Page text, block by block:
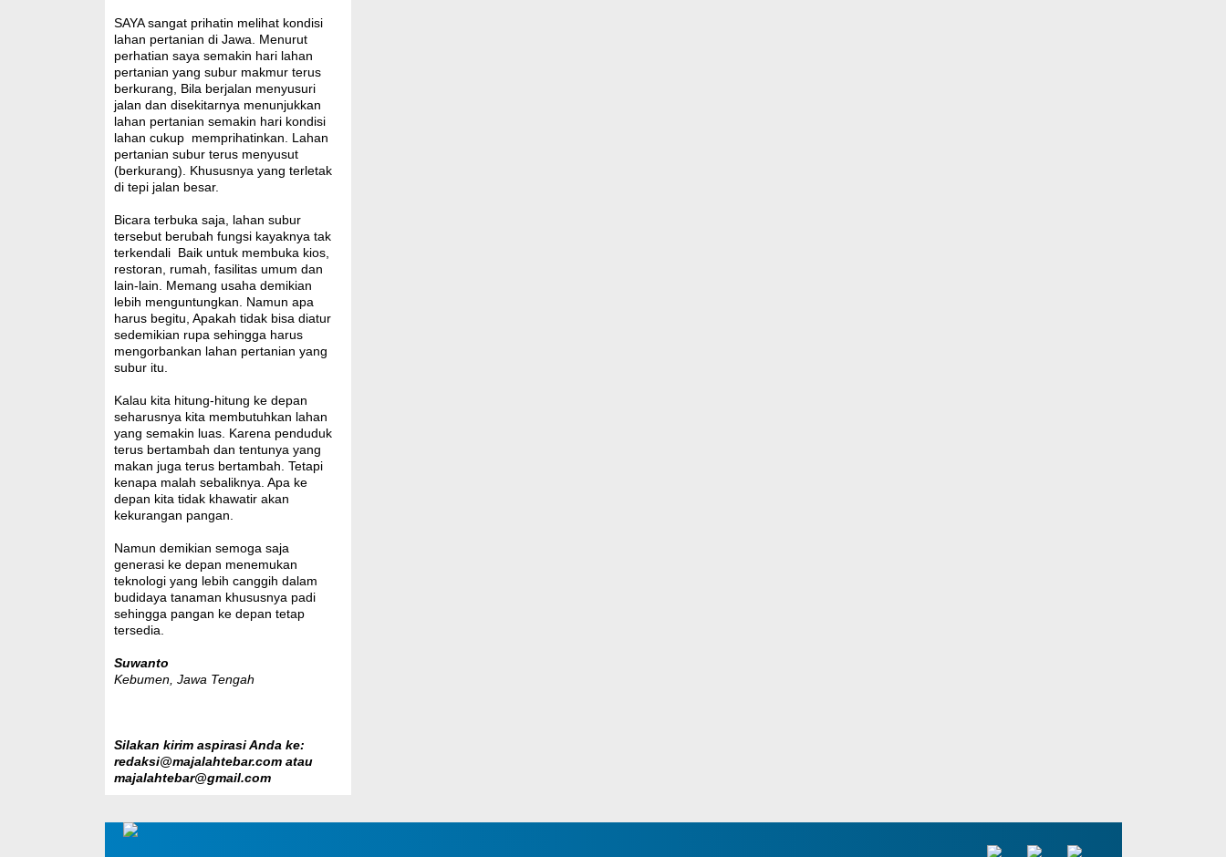
SAYA sangat prihatin melihat kondisi
lahan pertanian di Jawa. Menurut
perhatian saya semakin hari lahan
pertanian yang subur makmur terus
berkurang, Bila berjalan menyusuri
jalan dan disekitarnya menunjukkan
lahan pertanian semakin hari kondisi
lahan cukup memprihatinkan. Lahan
pertanian subur terus menyusut
(berkurang). Khususnya yang terletak
di tepi jalan besar.
Bicara terbuka saja, lahan subur
tersebut berubah fungsi kayaknya tak
terkendali Baik untuk membuka kios,
restoran, rumah, fasilitas umum dan
lain-lain. Memang usaha demikian
lebih menguntungkan. Namun apa
harus begitu, Apakah tidak bisa diatur
sedemikian rupa sehingga harus
mengorbankan lahan pertanian yang
subur itu.
Kalau kita hitung-hitung ke depan
seharusnya kita membutuhkan lahan
yang semakin luas. Karena penduduk
terus bertambah dan tentunya yang
makan juga terus bertambah. Tetapi
kenapa malah sebaliknya. Apa ke
depan kita tidak khawatir akan
kekurangan pangan.
Namun demikian semoga saja
generasi ke depan menemukan
teknologi yang lebih canggih dalam
budidaya tanaman khususnya padi
sehingga pangan ke depan tetap
tersedia.
Suwanto
Kebumen, Jawa Tengah
Silakan kirim aspirasi Anda ke:
redaksi@majalahtebar.com atau
majalahtebar@gmail.com